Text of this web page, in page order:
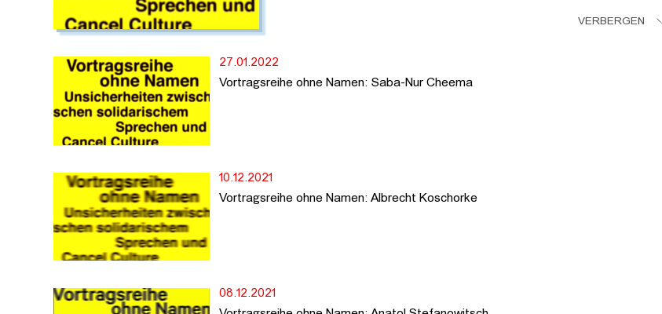
VERBERGEN
27.01.2022
Vortragsreihe ohne Namen: Saba-Nur Cheema
10.12.2021
Vortragsreihe ohne Namen: Albrecht Koschorke
08.12.2021